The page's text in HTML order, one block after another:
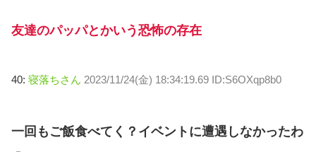
友達のパッパとかいう恐怖の存在
40: 寝落ちさん 2023/11/24(金) 18:34:19.69 ID:S6OXqp8b0
一回もご飯食べてく？イベントに遭遇しなかったわ